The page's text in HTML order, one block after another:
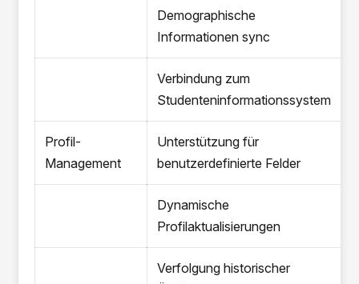
Demographische
Informationen sync
Verbindung zum
Studenteninformationssystem
Profil-
Management
Unterstützung für
benutzerdefinierte Felder
Dynamische
Profilaktualisierungen
Verfolgung historischer